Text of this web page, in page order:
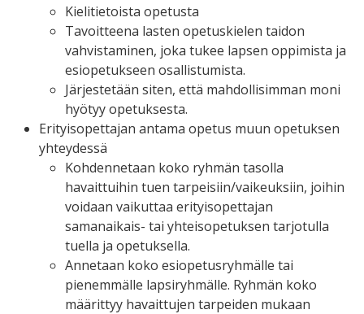
Kielitietoista opetusta
Tavoitteena lasten opetuskielen taidon
vahvistaminen, joka tukee lapsen oppimista ja
esiopetukseen osallistumista.
Järjestetään siten, että mahdollisimman moni
hyötyy opetuksesta.
Erityisopettajan antama opetus muun opetuksen
yhteydessä
Kohdennetaan koko ryhmän tasolla
havaittuihin tuen tarpeisiin/vaikeuksiin, joihin
voidaan vaikuttaa erityisopettajan
samanaikais- tai yhteisopetuksen tarjotulla
tuella ja opetuksella.
Annetaan koko esiopetusryhmälle tai
pienemmälle lapsiryhmälle. Ryhmän koko
määrittyy havaittujen tarpeiden mukaan